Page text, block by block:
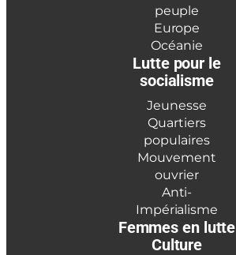
peuple
Europe
Océanie
Lutte pour le
socialisme
Jeunesse
Quartiers
populaires
Mouvement
ouvrier
Anti-
Impérialisme
Femmes en lutte
Culture